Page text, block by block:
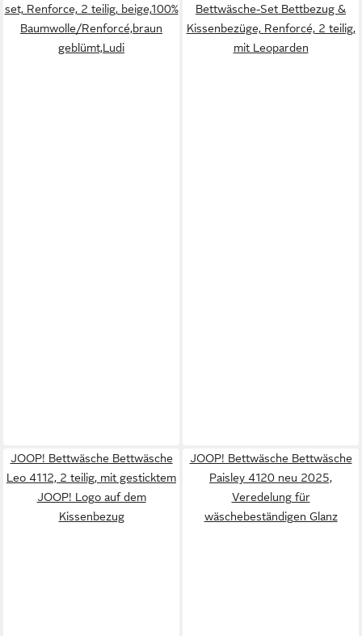
set, Renforce, 2 teilig, beige,100%
Baumwolle/Renforcé,braun
geblümt,Ludi
Bettwäsche-Set Bettbezug &
Kissenbezüge, Renforcé, 2 teilig,
mit Leoparden
JOOP! Bettwäsche Bettwäsche
Leo 4112, 2 teilig, mit gesticktem
JOOP! Logo auf dem
Kissenbezug
JOOP! Bettwäsche Bettwäsche
Paisley 4120 neu 2025,
Veredelung für
wäschebeständigen Glanz